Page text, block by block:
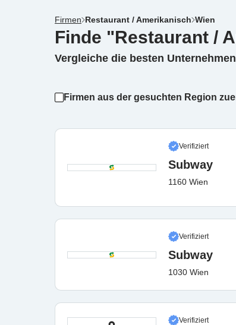
Firmen Restaurant / Amerikanisch Wien
Finde "Restaurant /
Vergleiche die besten
Firmen aus der gesuchten Region
Verifiziert
Subway
1160 Wien
Verifiziert
Subway
1030 Wien
Verifiziert